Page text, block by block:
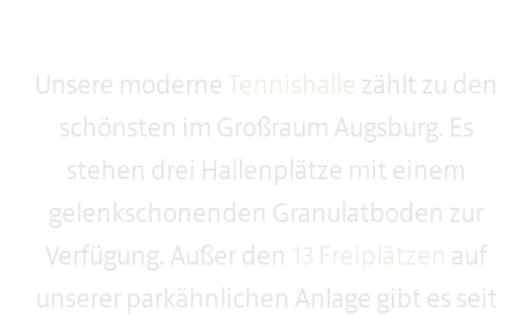
Unsere moderne Tennishalle zählt zu den
schönsten im Großraum Augsburg. Es
stehen drei Hallenplätze mit einem
gelenkschonenden Granulatboden zur
Verfügung. Außer den 13 Freiplätzen auf
unserer parkähnlichen Anlage gibt es seit